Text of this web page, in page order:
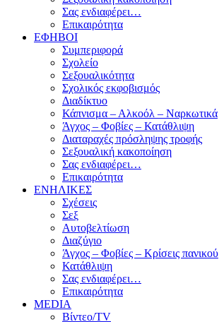
Σας ενδιαφέρει…
Επικαιρότητα
ΕΦΗΒΟΙ
Συμπεριφορά
Σχολείο
Σεξουαλικότητα
Σχολικός εκφοβισμός
Διαδίκτυο
Κάπνισμα – Αλκοόλ – Ναρκωτικά
Άγχος – Φοβίες – Κατάθλιψη
Διαταραχές πρόσληψης τροφής
Σεξουαλική κακοποίηση
Σας ενδιαφέρει…
Επικαιρότητα
ΕΝΗΛΙΚΕΣ
Σχέσεις
Σεξ
Αυτοβελτίωση
Διαζύγιο
Άγχος – Φοβίες – Κρίσεις πανικού
Κατάθλιψη
Σας ενδιαφέρει…
Επικαιρότητα
MEDIA
Βίντεο/TV